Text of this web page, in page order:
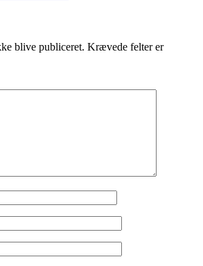
blive publiceret. Krævede felter er